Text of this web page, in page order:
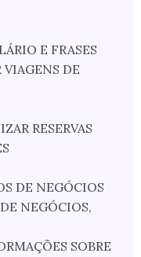
E FRASES
VIAGENS DE
RESERVAS
DE NEGÓCIOS
NEGÓCIOS,
SOBRE